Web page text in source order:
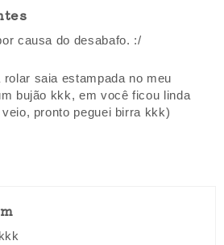
causa do desabafo. :/
rolar saia estampada no meu
bujão kkk, em você ficou linda
pronto peguei birra kkk)